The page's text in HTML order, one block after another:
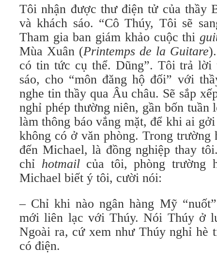
Tôi nhận được thư điện tử của thầy
và khách sáo. “Cô Thúy, Tôi sẽ
Tham gia ban giám khảo cuộc thi
Mùa Xuân (Printemps de la Guitare
có tin tức cụ thể. Dũng”. Tôi trả lời
sáo, cho “môn đăng hộ đối” với
nghe tin thầy qua Âu châu. Sẽ sắp
nghỉ phép thường niên, gần bốn
làm thông báo vắng mặt, để khi ai
không có ở văn phòng. Trong trường
đến Michael, là đồng nghiệp thay
chỉ hotmail của tôi, phòng trường
Michael biết ý tôi, cười nói:
– Chỉ khi nào ngân hàng Mỹ
mới liên lạc với Thúy. Nói Thúy ở
Ngoài ra, cứ xem như Thúy nghỉ hè
có điện.